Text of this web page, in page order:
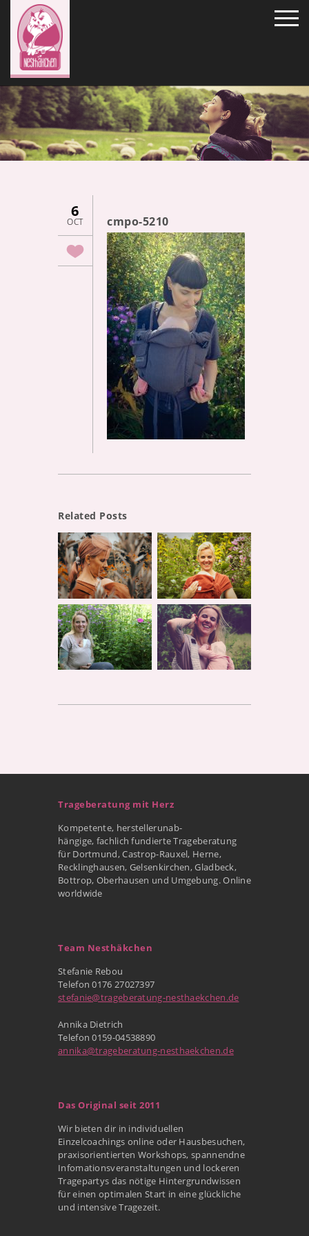
6
OCT cmpo-5210
Related Posts
Trageberatung mit Herz
Kompetente, herstellerunab-
hängige, fachlich fundierte Trageberatung
für Dortmund, Castrop-Rauxel, Herne,
Recklinghausen, Gelsenkirchen, Gladbeck,
Bottrop, Oberhausen und Umgebung. Online
worldwide
Team Nesthäkchen
Stefanie Rebou
Telefon 0176 27027397
stefanie@trageberatung-nesthaekchen.de
Annika Dietrich
Telefon 0159-04538890
annika@trageberatung-nesthaekchen.de
Das Original seit 2011
Wir bieten dir in individuellen
Einzelcoachings online oder Hausbesuchen,
praxisorientierten Workshops, spannendne
Infomationsveranstaltungen und lockeren
Tragepartys das nötige Hintergrundwissen
für einen optimalen Start in eine glückliche
und intensive Tragezeit.